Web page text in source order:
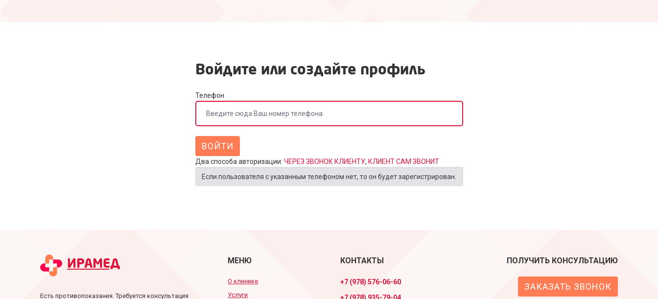
Войдите или создайте профиль
Телефон
Два способа авторизации: ЧЕРЕЗ ЗВОНОК КЛИЕНТУ, КЛИЕНТ САМ ЗВОНИТ
Если пользователя с указанным телефоном нет, то он будет зарегистрирован.
ИРАМЕД
Есть противопоказания. Требуется консультация
МЕНЮ
О клинике
Услуги
КОНТАКТЫ
+7 (978) 576-06-60
ПОЛУЧИТЬ КОНСУЛЬТАЦИЮ
ЗАКАЗАТЬ ЗВОНОК